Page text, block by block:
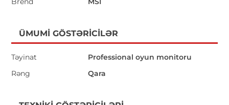
ÜMUMI GÖSTƏRICILƏR
Təyinat
Professional oyun monitoru
Rəng
Qara